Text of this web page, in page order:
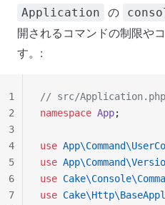
Application の
開されるコマンドの制限や
す。:
// src/Application.php
namespace App;
use
use
use
use
1
2
3
4
5
6
7